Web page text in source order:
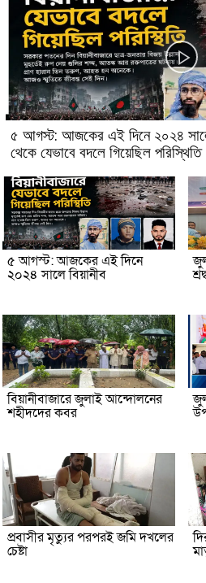
৫ আগস্ট: আজকের এই দিনে ২০২৪ সালে
থেকে যেভাবে বদলে গিয়েছিল পরিস্থিতি
৫ আগস্ট: আজকের এই দিনে
২০২৪ সালে বিয়ানীব
বিয়ানীবাজারে জুলাই আন্দোলনের
শহীদদের কবর
প্রবাসীর মৃত্যুর পরপরই জমি দখলের
চেষ্টা